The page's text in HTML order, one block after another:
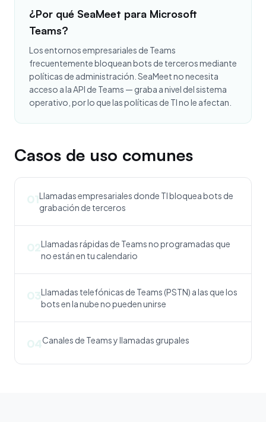
¿Por qué SeaMeet para Microsoft
Teams?
Los entornos empresariales de Teams
frecuentemente bloquean bots de terceros mediante
políticas de administración. SeaMeet no necesita
acceso a la API de Teams — graba a nivel del sistema
operativo, por lo que las políticas de TI no le afectan.
Casos de uso comunes
01Llamadas empresariales donde TI bloquea bots de
grabación de terceros
02Llamadas rápidas de Teams no programadas que
no están en tu calendario
03Llamadas telefónicas de Teams (PSTN) a las que los
bots en la nube no pueden unirse
04Canales de Teams y llamadas grupales